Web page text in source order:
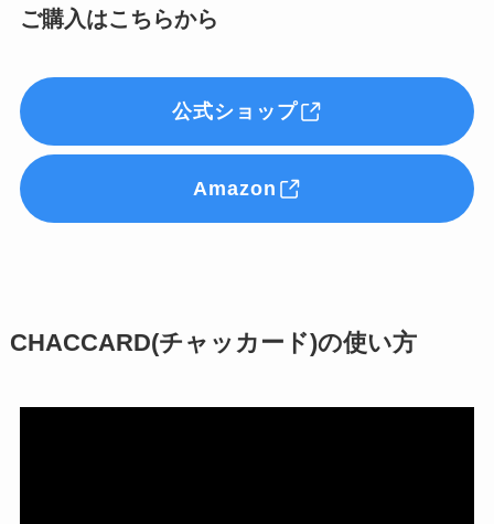
ご購入はこちらから
公式ショップ
Amazon
CHACCARD(チャッカード)の使い方